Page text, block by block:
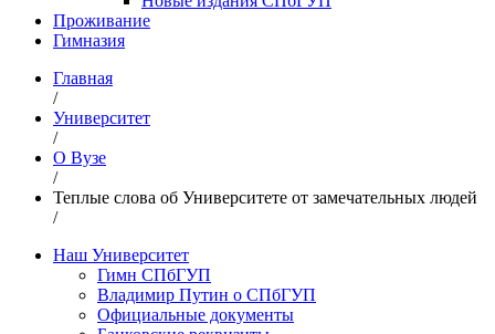
Проживание
Гимназия
Главная
/
Университет
/
О Вузе
/
Теплые слова об Университете от замечательных людей
/
Наш Университет
Гимн СПбГУП
Владимир Путин о СПбГУП
Официальные документы